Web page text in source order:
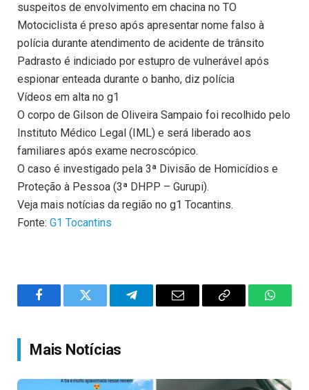
suspeitos de envolvimento em chacina no TO
Motociclista é preso após apresentar nome falso à
polícia durante atendimento de acidente de trânsito
Padrasto é indiciado por estupro de vulnerável após
espionar enteada durante o banho, diz polícia
Vídeos em alta no g1
O corpo de Gilson de Oliveira Sampaio foi recolhido pelo
Instituto Médico Legal (IML) e será liberado aos
familiares após exame necroscópico.
O caso é investigado pela 3ª Divisão de Homicídios e
Proteção à Pessoa (3ª DHPP – Gurupi).
Veja mais notícias da região no g1 Tocantins.
Fonte: G1 Tocantins
FacebookTwitter TelegramEmail
Copy
Mais Notícias